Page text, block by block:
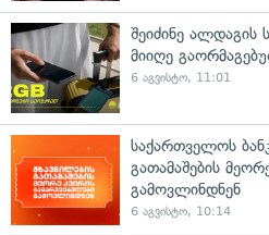
შეიძინე ალდაგის
მიიღე
6 აგვისტო, 11:01
საქართველოს
გათამაშების
გამოვლინდნენ
6 აგვისტო, 10:14